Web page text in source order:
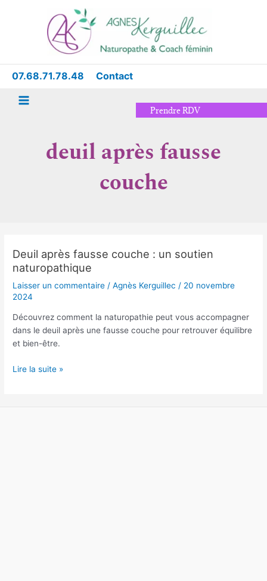
07.68.71.78.48 Contact
Menu
Prendre RDV
deuil après fausse
couche
Deuil après fausse couche : un soutien
naturopathique
Laisser un commentaire /Agnès Kerguillec / 20 novembre
2024
Découvrez comment la naturopathie peut vous accompagner
dans le deuil après une fausse couche pour retrouver équilibre
et bien-être.
Deuil
après
couche
un
soutien
naturopathique
Lire la suite »